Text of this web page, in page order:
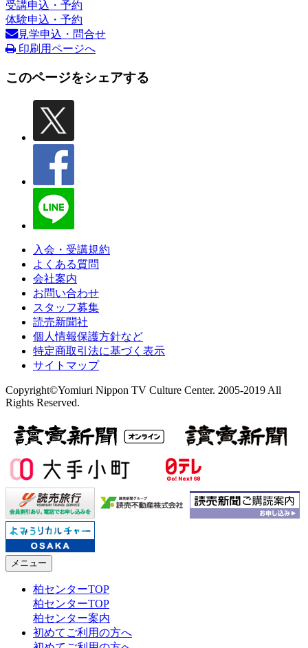
受講申込・予約
体験申込・予約
見学申込・問合せ
印刷用ページへ
このページをシェアする
入会・受講規約
よくある質問
会社案内
お問い合わせ
スタッフ募集
読売新聞社
個人情報保護方針など
特定商取引法に基づく表示
サイトマップ
Copyright©Yomiuri Nippon TV Culture Center. 2005-2019 All
Rights Reserved.
メニュー
柏センターTOP
柏センターTOP
柏センター案内
初めてご利用の方へ